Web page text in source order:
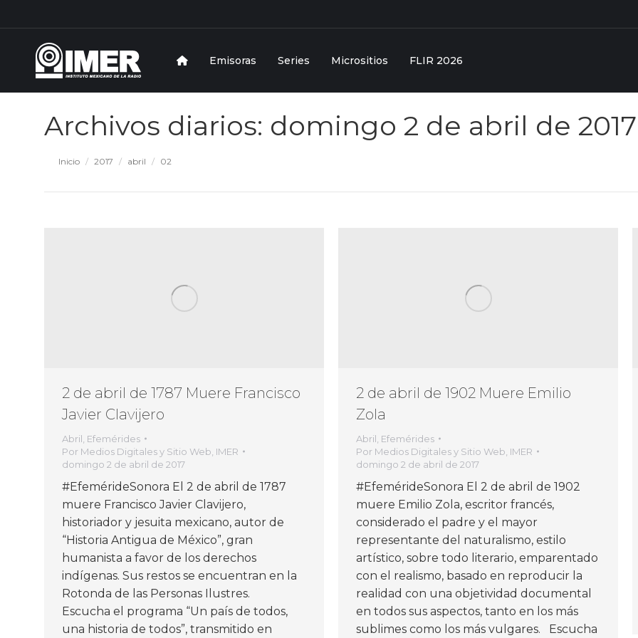
Emisoras Series Micrositios FLIR 2026
Archivos diarios: domingo 2 de abril de 2017
Inicio 2017 abril 02
2 de abril de 1787 Muere Francisco
Javier Clavijero
Abril Efemérides
Por Medios Digitales y Sitio Web, IMER
domingo 2 de abril de 2017
#EfemérideSonora El 2 de abril de 1787
muere Francisco Javier Clavijero,
historiador y jesuita mexicano, autor de
“Historia Antigua de México”, gran
humanista a favor de los derechos
indígenas. Sus restos se encuentran en la
Rotonda de las Personas Ilustres.
Escucha el programa “Un país de todos,
una historia de todos”, transmitido en
2 de abril de 1902 Muere Emilio
Zola
Abril Efemérides
Por Medios Digitales y Sitio Web, IMER
domingo 2 de abril de 2017
#EfemérideSonora El 2 de abril de 1902
muere Emilio Zola, escritor francés,
considerado el padre y el mayor
representante del naturalismo, estilo
artístico, sobre todo literario, emparentado
con el realismo, basado en reproducir la
realidad con una objetividad documental
en todos sus aspectos, tanto en los más
sublimes como los más vulgares. Escucha